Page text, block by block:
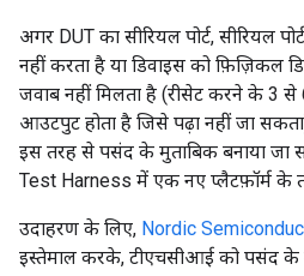
अगर DUT का सीरियल पोर्ट, सीरियल
नहीं करता है या डिवाइस को फ़िज़िकल
जवाब नहीं मिलता है (रीसेट करने के 3
आउटपुट होता है जिसे पढ़ा नहीं जा
इस तरह से पसंद के मुताबिक बनाया जा
Test Harness में एक नए प्लैटफ़ॉर्म के
उदाहरण के लिए, Nordic
इस्तेमाल करके, टीएचसीआई को पसंद के